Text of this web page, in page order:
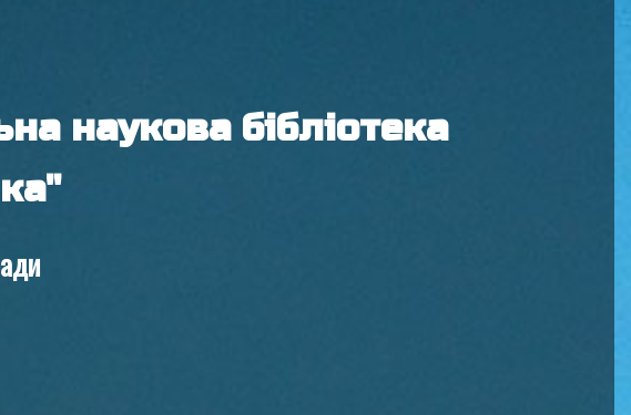
наукова бібліотека